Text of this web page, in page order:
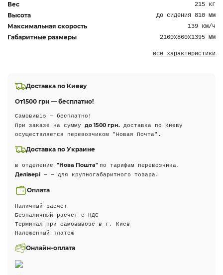
Вес 215 кг
Высота До сидения 810 мм
Максимальная скорость 139 км/ч
Габаритные размеры 2160х860х1395 мм
все характеристики
Доставка по Киеву
От1500 грн — бесплатно!
Самовивіз — бесплатно!
При заказе на сумму до 1500 грн. доставка по Киеву
осуществляется перевозчиком "Новая Почта".
Доставка по Украине
в отделение "Нова Пошта" по тарифам перевозчика.
Делівері — — для крупногабаритного товара.
Оплата
Наличный расчет
Безналичный расчет с НДС
Терминал при самовывозе в г. Киев
Наложенный платеж
Онлайн-оплата